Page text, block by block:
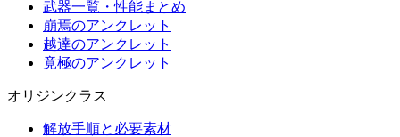
武器一覧・性能まとめ
崩焉のアンクレット
越達のアンクレット
竟極のアンクレット
オリジンクラス
解放手順と必要素材